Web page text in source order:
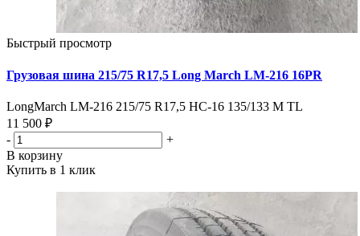
Быстрый просмотр
Грузовая шина 215/75 R17,5 Long March LM-216 16PR
LongMarch LM-216 215/75 R17,5 HC-16 135/133 M TL
11 500 ₽
-
+
В корзину
Купить в 1 клик